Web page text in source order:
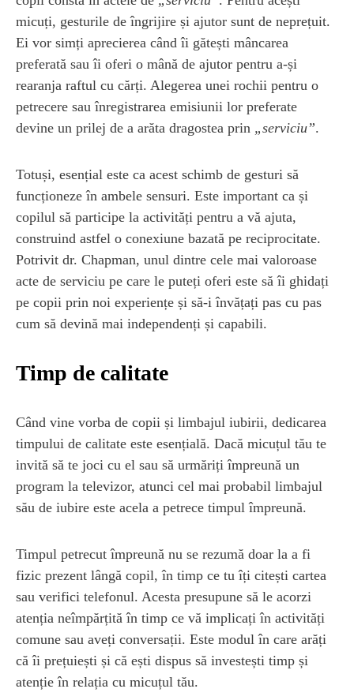
micuți, gesturile de îngrijire și ajutor sunt de neprețuit.
Ei vor simți aprecierea când îi gătești mâncarea
preferată sau îi oferi o mână de ajutor pentru a-și
rearanja raftul cu cărți. Alegerea unei rochii pentru o
petrecere sau înregistrarea emisiunii lor preferate
devine un prilej de a arăta dragostea prin „serviciu”.
Totuși, esențial este ca acest schimb de gesturi să
funcționeze în ambele sensuri. Este important ca și
copilul să participe la activități pentru a vă ajuta,
construind astfel o conexiune bazată pe reciprocitate.
Potrivit dr. Chapman, unul dintre cele mai valoroase
acte de serviciu pe care le puteți oferi este să îi ghidați
pe copii prin noi experiențe și să-i învățați pas cu pas
cum să devină mai independenți și capabili.
Timp de calitate
Când vine vorba de copii și limbajul iubirii, dedicarea
timpului de calitate este esențială. Dacă micuțul tău te
invită să te joci cu el sau să urmăriți împreună un
program la televizor, atunci cel mai probabil limbajul
său de iubire este acela a petrece timpul împreună.
Timpul petrecut împreună nu se rezumă doar la a fi
fizic prezent lângă copil, în timp ce tu îți citești cartea
sau verifici telefonul. Acesta presupune să le acorzi
atenția neîmpărțită în timp ce vă implicați în activități
comune sau aveți conversații. Este modul în care arăți
că îi prețuiești și că ești dispus să investești timp și
atenție în relația cu micuțul tău.